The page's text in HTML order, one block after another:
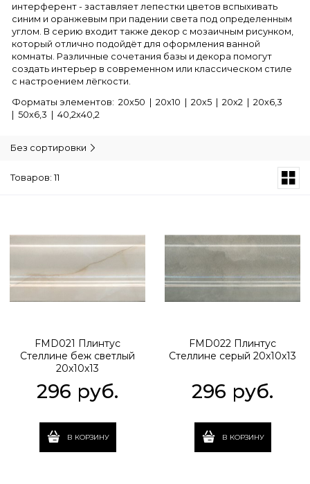
интерферент - заставляет лепестки цветов вспыхивать
синим и оранжевым при падении света под определенным
углом. В серию входит также декор с мозаичным рисунком,
который отлично подойдёт для оформления ванной
комнаты. Различные сочетания базы и декора помогут
создать интерьер в современном или классическом стиле
с настроением лёгкости.
Форматы элементов: 20х50 | 20х10 | 20х5 | 20х2 | 20х6,3
| 50х6,3 | 40,2х40,2
Без сортировки
Товаров: 11
FMD021 Плинтус
Стеллине беж светлый
20x10x13
296 руб.
В КОРЗИНУ
FMD022 Плинтус
Стеллине серый 20x10x13
296 руб.
В КОРЗИНУ